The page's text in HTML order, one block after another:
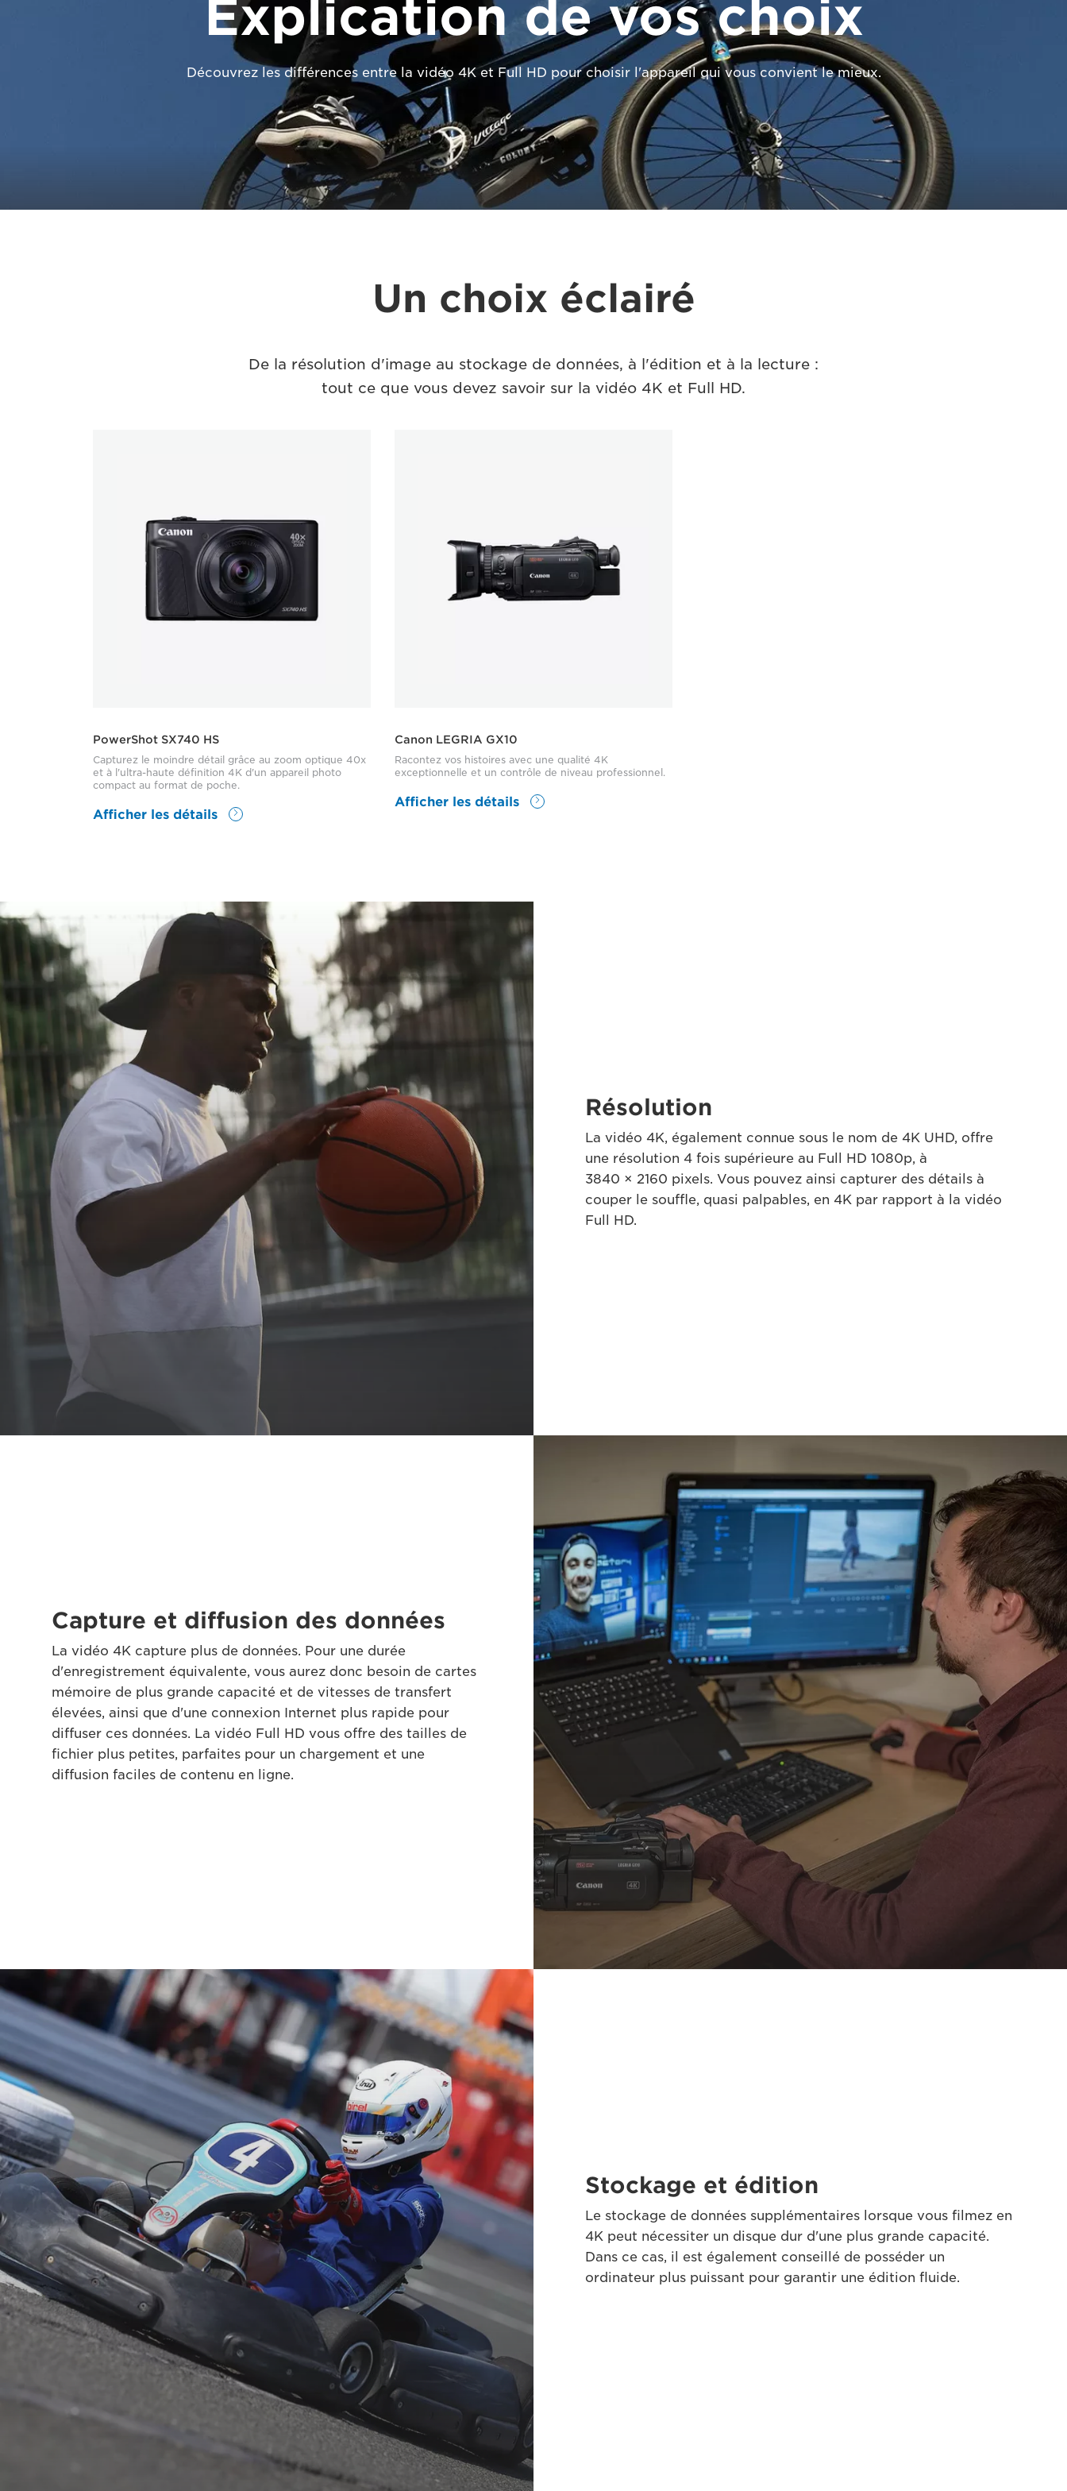
Explication de vos choix
Découvrez les différences entre la vidéo 4K et Full HD pour choisir l'appareil qui vous convient le mieux.
Un choix éclairé
De la résolution d'image au stockage de données, à l'édition et à la lecture :
tout ce que vous devez savoir sur la vidéo 4K et Full HD.
PowerShot SX740 HS
Capturez le moindre détail grâce au zoom optique 40x
et à l'ultra-haute définition 4K d'un appareil photo
compact au format de poche.
Afficher les détails
Canon LEGRIA GX10
Racontez vos histoires avec une qualité 4K
exceptionnelle et un contrôle de niveau professionnel.
Afficher les détails
Résolution
La vidéo 4K, également connue sous le nom de 4K UHD, offre
une résolution 4 fois supérieure au Full HD 1080p, à
3840 × 2160 pixels. Vous pouvez ainsi capturer des détails à
couper le souffle, quasi palpables, en 4K par rapport à la vidéo
Full HD.
Capture et diffusion des données
La vidéo 4K capture plus de données. Pour une durée
d'enregistrement équivalente, vous aurez donc besoin de cartes
mémoire de plus grande capacité et de vitesses de transfert
élevées, ainsi que d'une connexion Internet plus rapide pour
diffuser ces données. La vidéo Full HD vous offre des tailles de
fichier plus petites, parfaites pour un chargement et une
diffusion faciles de contenu en ligne.
Stockage et édition
Le stockage de données supplémentaires lorsque vous filmez en
4K peut nécessiter un disque dur d'une plus grande capacité.
Dans ce cas, il est également conseillé de posséder un
ordinateur plus puissant pour garantir une édition fluide.